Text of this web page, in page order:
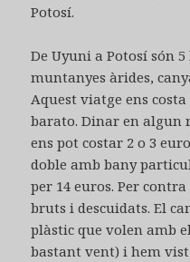
Potosí.
De Uyuni a Potosí són
muntanyes àrides,
Aquest viatge ens
barato. Dinar en algun
ens pot costar 2 o 3
doble amb bany
per 14 euros. Per
bruts i descuidats. El
plàstic que volen amb
bastant vent) i hem